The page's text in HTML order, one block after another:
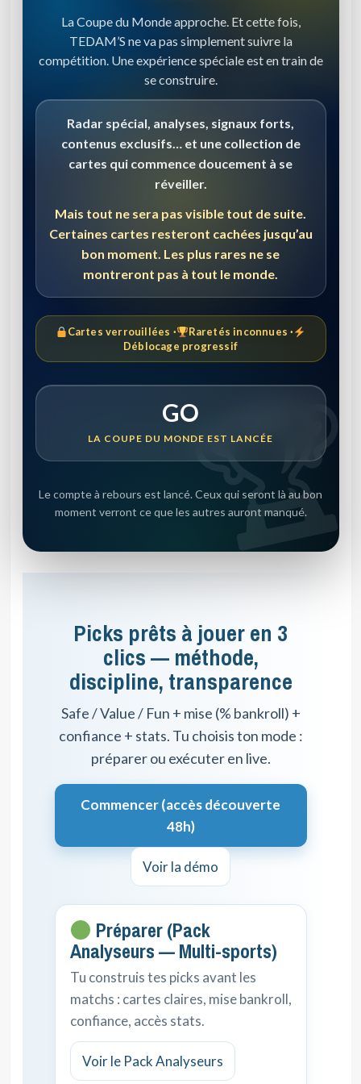
La Coupe du Monde approche. Et cette fois,
TEDAM’S ne va pas simplement suivre la
compétition. Une expérience spéciale est en train de
se construire.
Radar spécial, analyses, signaux forts,
contenus exclusifs… et une collection de
cartes qui commence doucement à se
réveiller.
Mais tout ne sera pas visible tout de suite.
Certaines cartes resteront cachées jusqu’au
bon moment. Les plus rares ne se
montreront pas à tout le monde.
Cartes verrouillées ·
Raretés inconnues ·
Déblocage progressif
GO
LA COUPE DU MONDE EST LANCÉE
Le compte à rebours est lancé. Ceux qui seront là au bon
moment verront ce que les autres auront manqué.
Picks prêts à jouer en 3
clics — méthode,
discipline, transparence
Safe / Value / Fun + mise (% bankroll) +
confiance + stats. Tu choisis ton mode :
préparer ou exécuter en live.
Commencer (accès découverte
48h)
Voir la démo
Préparer (Pack
Analyseurs — Multi-sports)
Tu construis tes picks avant les
matchs : cartes claires, mise bankroll,
confiance, accès stats.
Voir le Pack Analyseurs